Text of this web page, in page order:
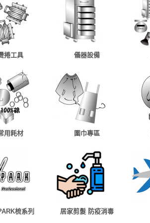
捲工具 儀器設備
用耗材 圍巾專區
梳系列 居家剪髮 防疫消毒